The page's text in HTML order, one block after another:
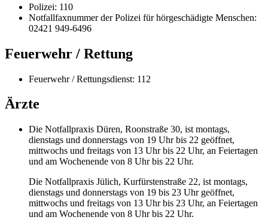
Polizei: 110
Notfallfaxnummer der Polizei für hörgeschädigte Menschen:
02421 949-6496
Feuerwehr / Rettung
Feuerwehr / Rettungsdienst: 112
Ärzte
Die Notfallpraxis Düren, Roonstraße 30, ist montags,
dienstags und donnerstags von 19 Uhr bis 22 geöffnet,
mittwochs und freitags von 13 Uhr bis 22 Uhr, an Feiertagen
und am Wochenende von 8 Uhr bis 22 Uhr.
Die Notfallpraxis Jülich, Kurfürstenstraße 22, ist montags,
dienstags und donnerstags von 19 bis 23 Uhr geöffnet,
mittwochs und freitags von 13 Uhr bis 23 Uhr, an Feiertagen
und am Wochenende von 8 Uhr bis 22 Uhr.